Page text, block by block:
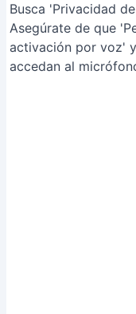
Busca 'Privacidad
Asegúrate de que
activación por voz'
accedan al